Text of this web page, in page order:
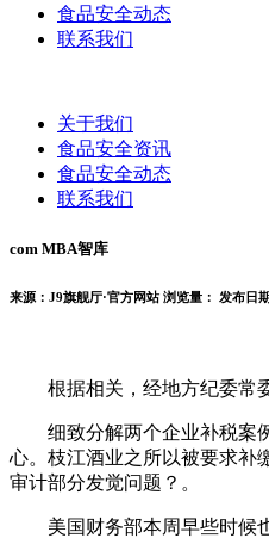
食品安全动态
联系我们
关于我们
食品安全资讯
食品安全动态
联系我们
com MBA智库
来源：J9旗舰厅·官方网站 浏览量： 发布日
根据相关，经地方纪委常委
细致分解两个企业补税案
心。枝江酒业之所以被要求补
审计部分发觉问题？。
美国财务部本周早些时候